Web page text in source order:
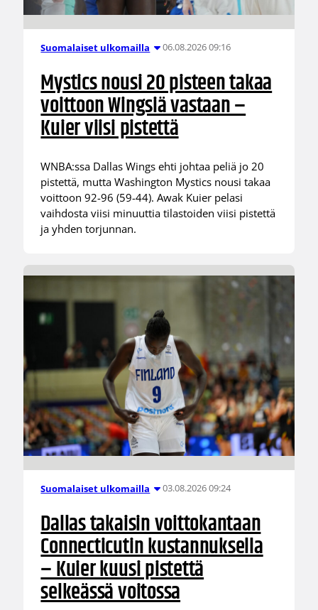
Suomalaiset ulkomailla 06.08.2026 09:16
Mystics nousi 20 pisteen takaa
voittoon Wingsiä vastaan –
Kuier viisi pistettä
WNBA:ssa Dallas Wings ehti johtaa peliä jo 20
pistettä, mutta Washington Mystics nousi takaa
voittoon 92-96 (59-44). Awak Kuier pelasi
vaihdosta viisi minuuttia tilastoiden viisi pistettä
ja yhden torjunnan.
Suomalaiset ulkomailla 03.08.2026 09:24
Dallas takaisin voittokantaan
Connecticutin kustannuksella
– Kuier kuusi pistettä
selkeässä voitossa